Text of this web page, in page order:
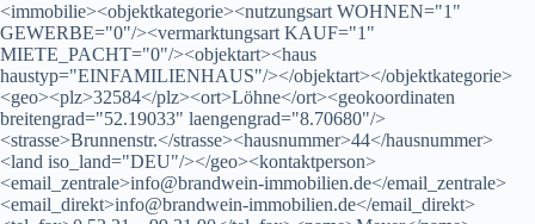
<immobilie><objektkategorie><nutzungsart WOHNEN="1"
GEWERBE="0"/><vermarktungsart KAUF="1"
MIETE_PACHT="0"/><objektart><haus
haustyp="EINFAMILIENHAUS"/></objektart></objektkategorie>
<geo><plz>32584</plz><ort>Löhne</ort><geokoordinaten
breitengrad="52.19033" laengengrad="8.70680"/>
<strasse>Brunnenstr.</strasse><hausnummer>44</hausnummer>
<land iso_land="DEU"/></geo><kontaktperson>
<email_zentrale>info@brandwein-immobilien.de</email_zentrale>
<email_direkt>info@brandwein-immobilien.de</email_direkt>